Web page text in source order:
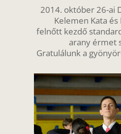
2014. október 26-ai
Kelemen Kata és
felnőtt kezdő
arany érmet
Gratulálunk a